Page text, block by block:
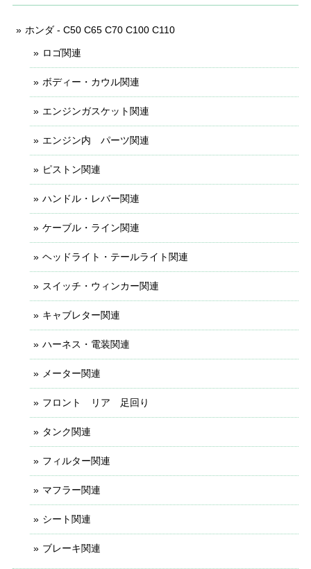
ホンダ - C50 C65 C70 C100 C110
ロゴ関連
ボディー・カウル関連
エンジンガスケット関連
エンジン内 パーツ関連
ピストン関連
ハンドル・レバー関連
ケーブル・ライン関連
ヘッドライト・テールライト関連
スイッチ・ウィンカー関連
キャブレター関連
ハーネス・電装関連
メーター関連
フロント リア 足回り
タンク関連
フィルター関連
マフラー関連
シート関連
ブレーキ関連